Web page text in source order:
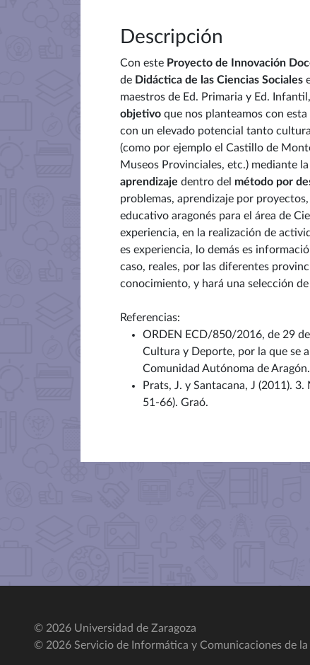
Descripción
Con este Proyecto de Innovación
de Didáctica de las Ciencias Sociales
maestros de Ed. Primaria y Ed. Infantil,
objetivo que nos planteamos con
con un elevado potencial tanto
(como por ejemplo el Castillo de
Museos Provinciales, etc.) mediante
aprendizaje dentro del método por
problemas, aprendizaje por
educativo aragonés para el área de
experiencia, en la realización de
es experiencia, lo demás es
caso, reales, por las diferentes
conocimiento, y hará una selección
Referencias:
ORDEN ECD/850/2016, de 29
Cultura y Deporte, por la que se
Comunidad Autónoma de
Prats, J. y Santacana, J (2011).
51-66). Graó.
© 2026 Universidad de Zaragoza
© 2026 Servicio de Informática y Comunicaciones de la